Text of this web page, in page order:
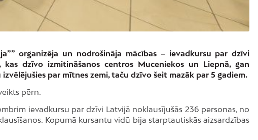
organizēja un nodrošināja mācības – ievadkursu par dzīvi
dzīvo izmitināšanos centros Muceniekos un Liepnā, gan
par mītnes zemi, taču dzīvo šeit mazāk par 5 gadiem.
pērn.
ievadkursu par dzīvi Latvijā noklausījušās 236 personas, no
Kopumā kursantu vidū bija starptautiskās aizsardzības